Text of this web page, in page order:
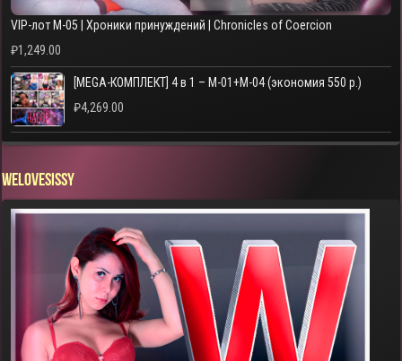
VIP-лот M-05 | Хроники принуждений | Chronicles of Coercion
₽1,249.00
[MEGA-КОМПЛЕКТ] 4 в 1 – M-01+M-04 (экономия 550 р.)
₽4,269.00
WELOVESISSY